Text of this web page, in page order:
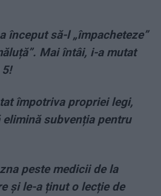
început să-l „împacheteze”
Mai întâi, i-a mutat
împotriva propriei legi,
subvenția pentru
peste medicii de la
și le-a ținut o lecție de